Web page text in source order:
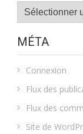
Catégories
MÉTA
Connexion
Flux des
Flux des
Site de